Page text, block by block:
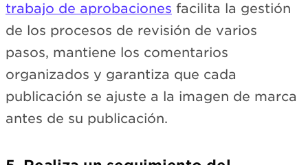
trabajo de aprobaciones facilita la gestión
de los procesos de revisión de varios
pasos, mantiene los comentarios
organizados y garantiza que cada
publicación se ajuste a la imagen de marca
antes de su publicación.